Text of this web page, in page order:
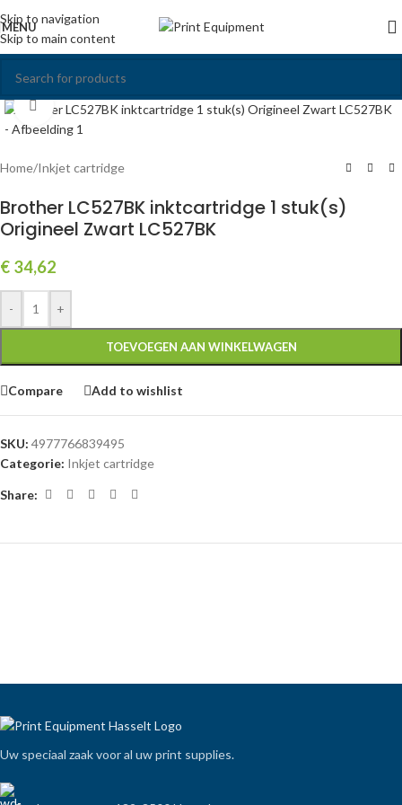
Skip to navigation
Skip to main content
MENU
Click to enlarge
Home/Inkjet cartridge
Brother LC527BK inktcartridge 1 stuk(s)
Origineel Zwart LC527BK
€ 34,62
- +
TOEVOEGEN AAN WINKELWAGEN
Compare Add to wishlist
SKU: 4977766839495
Categorie: Inkjet cartridge
Share:
Uw speciaal zaak voor al uw print supplies.